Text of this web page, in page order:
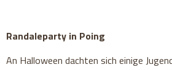
Randaleparty in Poing
An Halloween dachten sich einige